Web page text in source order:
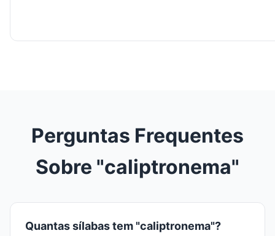
Perguntas Frequentes
Sobre "caliptronema"
Quantas sílabas tem "caliptronema"?